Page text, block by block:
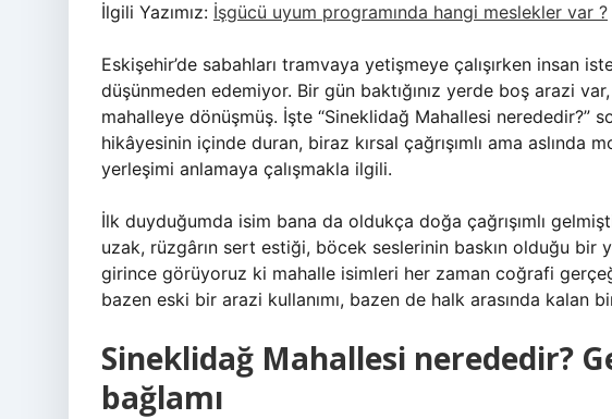
İlgili Yazımız: İşgücü uyum programında hangi meslekler var ?
Eskişehir’de sabahları tramvaya yetişmeye çalışırken insan
düşünmeden edemiyor. Bir gün baktığınız yerde boş arazi
mahalleye dönüşmüş. İşte “Sineklidağ Mahallesi nerededir?”
hikâyesinin içinde duran, biraz kırsal çağrışımlı ama aslında
yerleşimi anlamaya çalışmakla ilgili.
İlk duyduğumda isim bana da oldukça doğa çağrışımlı
uzak, rüzgârın sert estiği, böcek seslerinin baskın olduğu bir
girince görüyoruz ki mahalle isimleri her zaman coğrafi
bazen eski bir arazi kullanımı, bazen de halk arasında kalan
Sineklidağ Mahallesi nerededir?
bağlamı